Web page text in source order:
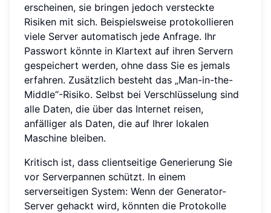
erscheinen, sie bringen jedoch versteckte
Risiken mit sich. Beispielsweise protokollieren
viele Server automatisch jede Anfrage. Ihr
Passwort könnte in Klartext auf ihren Servern
gespeichert werden, ohne dass Sie es jemals
erfahren. Zusätzlich besteht das „Man-in-the-
Middle“-Risiko. Selbst bei Verschlüsselung sind
alle Daten, die über das Internet reisen,
anfälliger als Daten, die auf Ihrer lokalen
Maschine bleiben.
Kritisch ist, dass clientseitige Generierung Sie
vor Serverpannen schützt. In einem
serverseitigen System: Wenn der Generator-
Server gehackt wird, könnten die Protokolle